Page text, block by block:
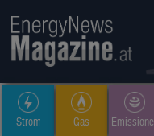
Strom Gas